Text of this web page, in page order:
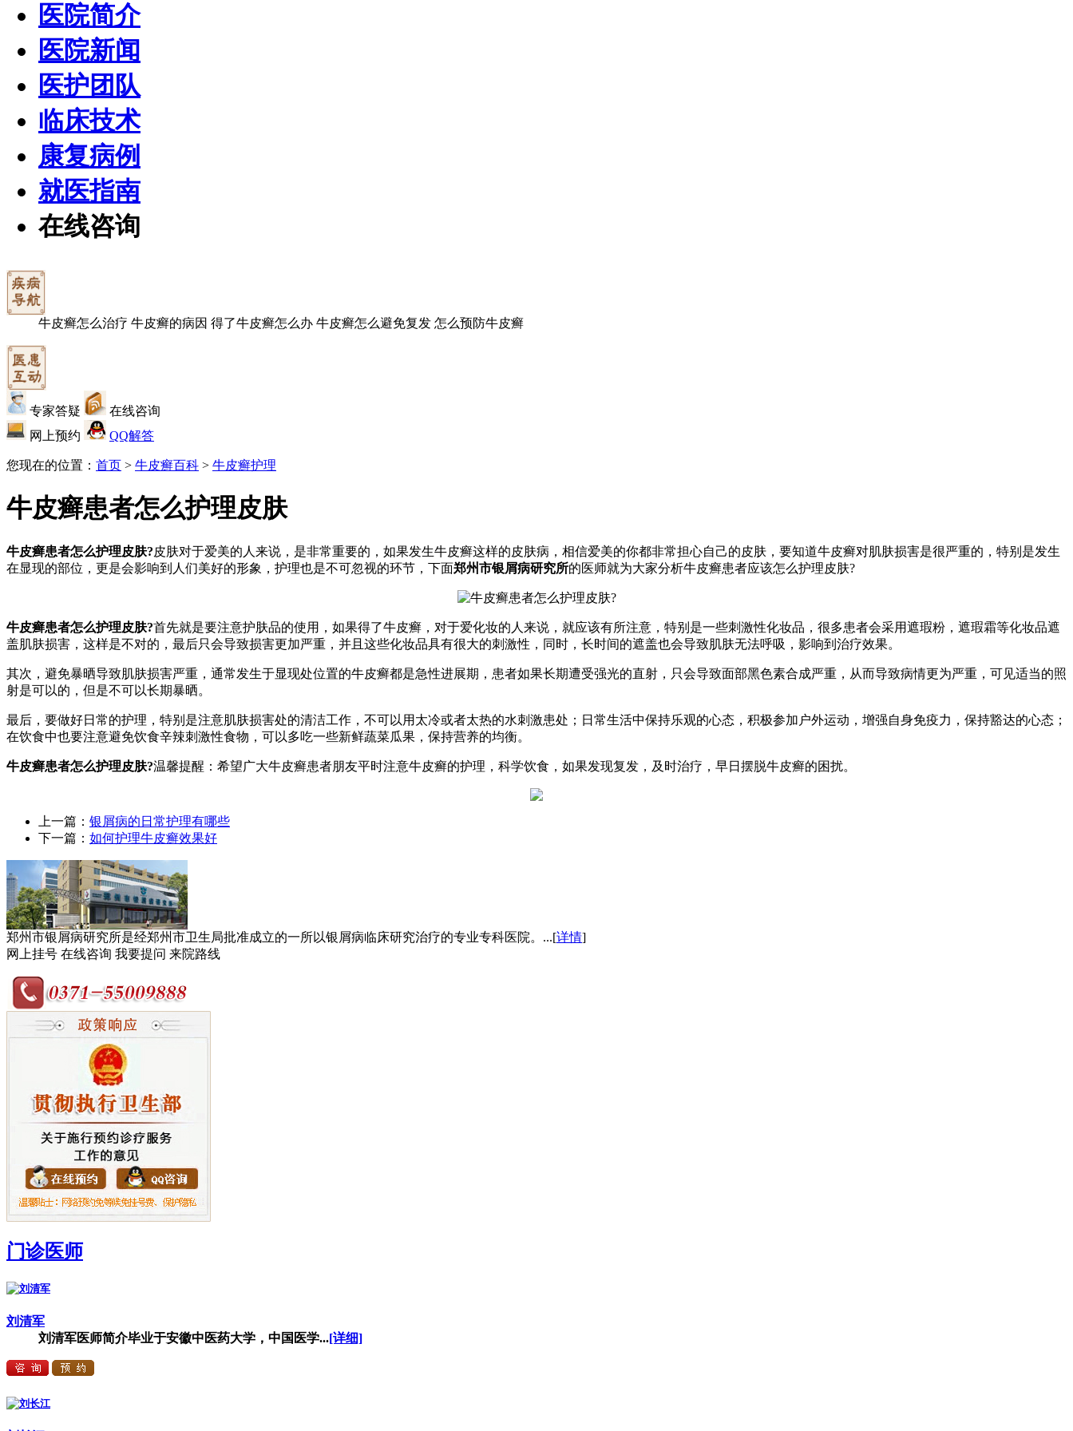
医院简介
医院新闻
医护团队
临床技术
康复病例
就医指南
在线咨询
牛皮癣怎么治疗 牛皮癣的病因 得了牛皮癣怎么办 牛皮癣怎么避免复发 怎么预防牛皮癣
专家答疑
在线咨询
网上预约
QQ解答
您现在的位置： 首页 > 牛皮癣百科 > 牛皮癣护理
牛皮癣患者怎么护理皮肤
牛皮癣患者怎么护理皮肤?皮肤对于爱美的人来说，是非常重要的，如果发生牛皮癣这样的皮肤病，相信爱美的你都非常担心自己的皮肤，要知道牛皮癣对肌肤损害是很严重的，特别是发生
在显现的部位，更是会影响到人们美好的形象，护理也是不可忽视的环节，下面郑州市银屑病研究所的医师就为大家分析牛皮癣患者应该怎么护理皮肤?
牛皮癣患者怎么护理皮肤?首先就是要注意护肤品的使用，如果得了牛皮癣，对于爱化妆的人来说，就应该有所注意，特别是一些刺激性化妆品，很多患者会采用遮瑕粉，遮瑕霜等化妆品遮
盖肌肤损害，这样是不对的，最后只会导致损害更加严重，并且这些化妆品具有很大的刺激性，同时，长时间的遮盖也会导致肌肤无法呼吸，影响到治疗效果。
其次，避免暴晒导致肌肤损害严重，通常发生于显现处位置的牛皮癣都是急性进展期，患者如果长期遭受强光的直射，只会导致面部黑色素合成严重，从而导致病情更为严重，可见适当的照
射是可以的，但是不可以长期暴晒。
最后，要做好日常的护理，特别是注意肌肤损害处的清洁工作，不可以用太冷或者太热的水刺激患处；日常生活中保持乐观的心态，积极参加户外运动，增强自身免疫力，保持豁达的心态；
在饮食中也要注意避免饮食辛辣刺激性食物，可以多吃一些新鲜蔬菜瓜果，保持营养的均衡。
牛皮癣患者怎么护理皮肤?温馨提醒：希望广大牛皮癣患者朋友平时注意牛皮癣的护理，科学饮食，如果发现复发，及时治疗，早日摆脱牛皮癣的困扰。
上一篇： 银屑病的日常护理有哪些
下一篇： 如何护理牛皮癣效果好
郑州市银屑病研究所是经郑州市卫生局批准成立的一所以银屑病临床研究治疗的专业专科医院。...[详情]
网上挂号 在线咨询 我要提问 来院路线
门诊医师
刘清军
刘清军医师简介毕业于安徽中医药大学，中国医学...[详细]